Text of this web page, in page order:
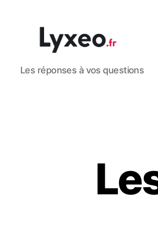
lyxeo.fr
Les réponses à vos questions